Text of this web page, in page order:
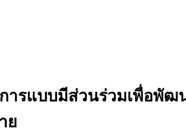
ารแบบมีส่วนร่วมเพื่อพั
ย